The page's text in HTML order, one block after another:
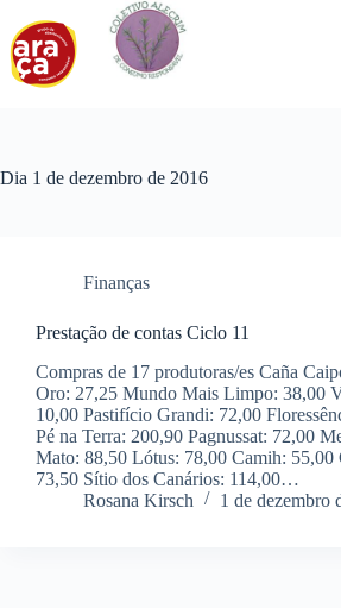
para
conteúdo
Dia 1 de dezembro de 2016
Finanças
Prestação de contas Ciclo 11
Compras de 17 produtoras/es Caña
Oro: 27,25 Mundo Mais Limpo: 38,00
10,00 Pastifício Grandi: 72,00
Pé na Terra: 200,90 Pagnussat: 72,00
Mato: 88,50 Lótus: 78,00 Camih: 55,00
73,50 Sítio dos Canários: 114,00…
Rosana Kirsch
1 de dezembro